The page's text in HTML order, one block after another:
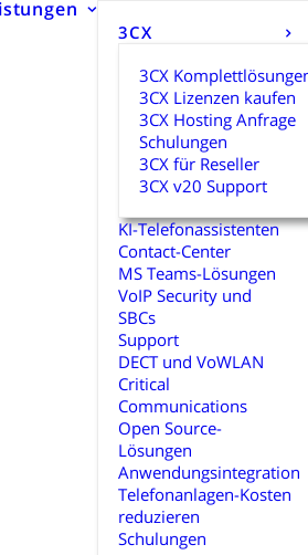
3CX
3CX
3CX Lizenzen kaufen
3CX Hosting Anfrage
Schulungen
3CX für Reseller
3CX v20 Support
KI-Telefonassistenten
Contact-Center
MS Teams-Lösungen
VoIP Security und
SBCs
Support
DECT und VoWLAN
Critical
Communications
Open Source-
Lösungen
Anwendungsintegration
Telefonanlagen-Kosten
reduzieren
Schulungen